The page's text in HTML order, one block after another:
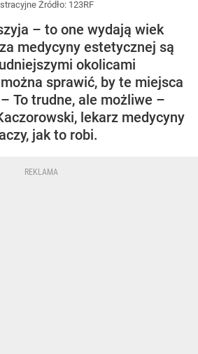
Źródło: 123RF
– to one wydają wiek
medycyny estetycznej są
okolicami
sprawić, by te miejsca
To trudne, ale możliwe –
lekarz medycyny
jak to robi.